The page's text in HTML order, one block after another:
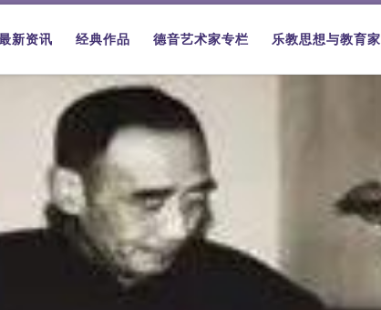
新资讯 经典作品 德音艺术家专栏 乐教思想与教育家